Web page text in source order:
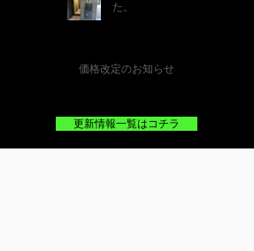
た。
価格改定のお知らせ
更新情報一覧はコチラ